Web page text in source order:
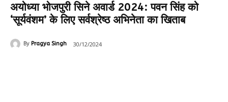
अयोध्या भोजपुरी सिने अवार्ड 2024: पवन सिंह को
‘सूर्यवंशम’ के लिए सर्वश्रेष्ठ अभिनेता का खिताब
By Pragya Singh 30/12/2024